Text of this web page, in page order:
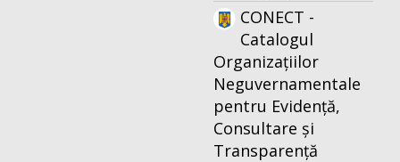
CONECT -
Catalogul
Organizațiilor
Neguvernamentale
pentru Evidență,
Consultare și
Transparență